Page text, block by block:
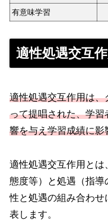
有意味学習
適性処遇交互
適性処遇交互作用は、
って提唱された、学
響を与え学習成績に影
適性処遇交互作用とは
態度等）と処遇（指
性と処遇の組み合わ
表します。